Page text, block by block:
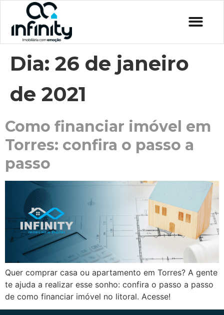
Dia: 26 de janeiro
de 2021
Como financiar imóvel em
Torres: confira o passo a
passo
Quer comprar casa ou apartamento em Torres? A gente
te ajuda a realizar esse sonho: confira o passo a passo
de como financiar imóvel no litoral. Acesse!